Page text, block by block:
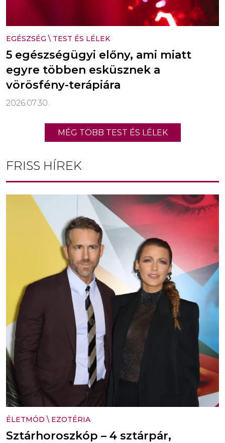
EGÉSZSÉG \ TEST ÉS LÉLEK
5 egészségügyi előny, ami miatt
egyre többen esküsznek a
vörösfény-terápiára
2026.07.30.
MÉG TÖBB TEST ÉS LÉLEK
FRISS HÍREK
ÉLETMÓD \ EZOTÉRIA
Sztárhoroszkóp – 4 sztárpár,